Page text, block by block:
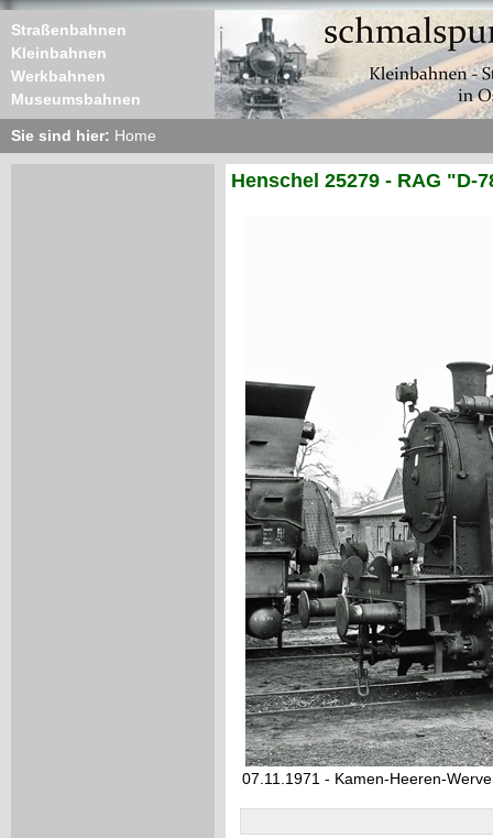
Straßenbahnen
Kleinbahnen
Werkbahnen
Museumsbahnen
Sie sind hier: Home
Henschel 25279 - RAG "D-
07.11.1971 - Kamen-Heeren-